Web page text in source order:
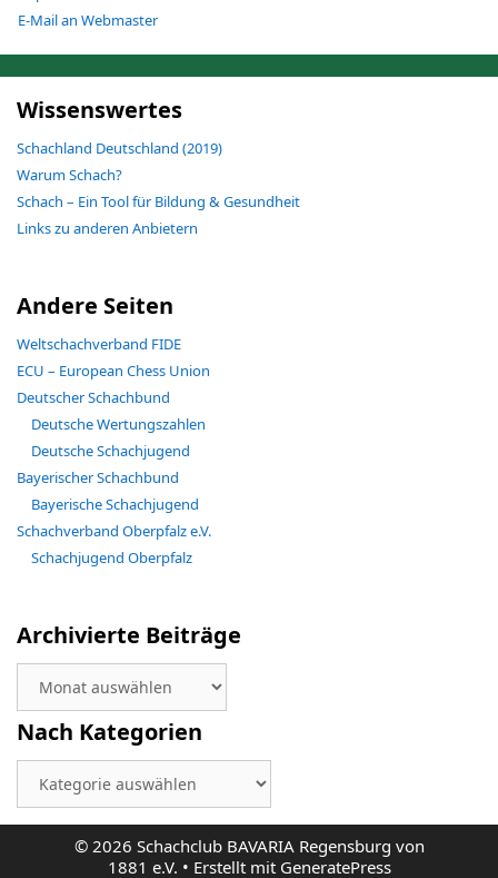
E-Mail an Webmaster
Wissenswertes
Schachland Deutschland (2019)
Warum Schach?
Schach – Ein Tool für Bildung & Gesundheit
Links zu anderen Anbietern
Andere Seiten
Weltschachverband FIDE
ECU – European Chess Union
Deutscher Schachbund
Deutsche Wertungszahlen
Deutsche Schachjugend
Bayerischer Schachbund
Bayerische Schachjugend
Schachverband Oberpfalz e.V.
Schachjugend Oberpfalz
Archivierte Beiträge
Beiträge
Nach Kategorien
Kategorien
© 2026 Schachclub BAVARIA Regensburg von
1881 e.V. • Erstellt mit GeneratePress